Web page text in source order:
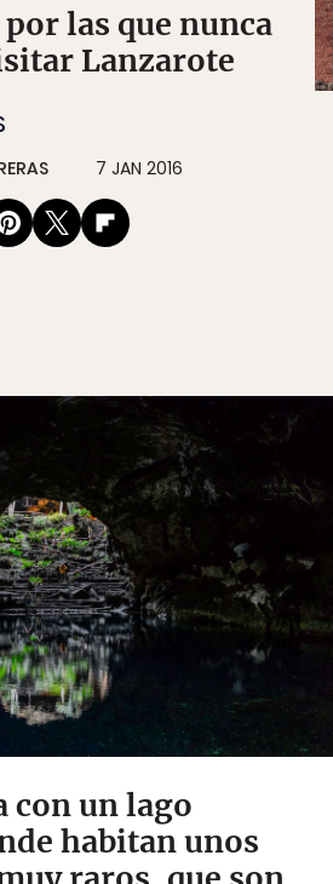
por las que nunca
Lanzarote
7 JAN 2016
con un lago
habitan unos